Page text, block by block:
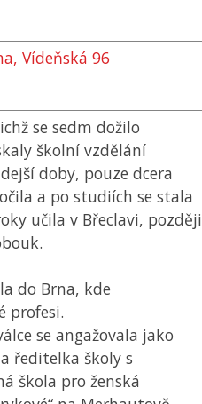
Vídeňská 96
se sedm dožilo
školní vzdělání
doby, pouze dcera
a po studiích se stala
učila v Břeclavi, později
do Brna, kde
profesi.
se angažovala jako
ředitelka školy s
škola pro ženská